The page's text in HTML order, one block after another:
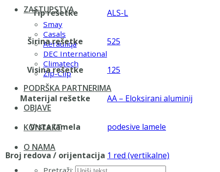
ZASTUPSTVA
Smay
Casals
Aerauliqa
DEC International
Climatech
Zip-Clip
PODRŠKA PARTNERIMA
OBJAVE
KONTAKT
O NAMA
Pretraži:
Tip rešetke ALS-L
Širina rešetke 525
Visina rešetke 125
Materijal rešetke AA – Eloksirani aluminij
Vrsta lamela podesive lamele
Broj redova / orijentacija 1 red (vertikalne)